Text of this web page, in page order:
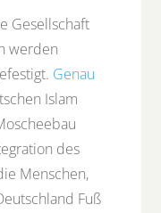
Gesellschaft
werden
Genau
Islam
des
Menschen,
Fuß